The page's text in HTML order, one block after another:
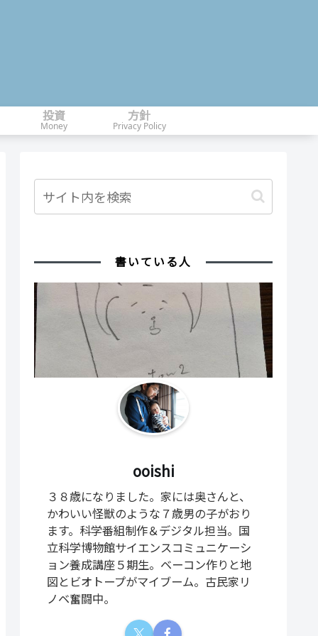
投資
Money
方針
Privacy Policy
書いている人
ooishi
３８歳になりました。家には奥さんと、
かわいい怪獣のような７歳男の子がおり
ます。科学番組制作＆デジタル担当。国
立科学博物館サイエンスコミュニケーシ
ョン養成講座５期生。ベーコン作りと地
図とビオトープがマイブーム。古民家リ
ノベ奮闘中。